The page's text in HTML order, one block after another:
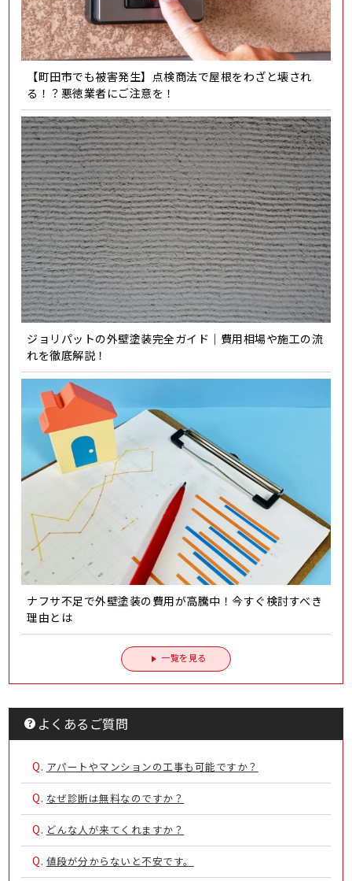
【町田市でも被害発生】点検商法で屋根をわざと壊され
る！？悪徳業者にご注意を！
ジョリパットの外壁塗装完全ガイド｜費用相場や施工の流
れを徹底解説！
ナフサ不足で外壁塗装の費用が高騰中！今すぐ検討すべき
理由とは
一覧を見る
よくあるご質問
Q. アパートやマンションの工事も可能ですか？
Q. なぜ診断は無料なのですか？
Q. どんな人が来てくれますか？
Q. 値段が分からないと不安です。